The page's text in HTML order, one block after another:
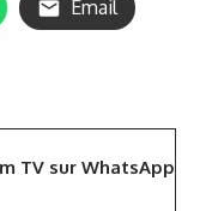
Email
TV sur WhatsApp